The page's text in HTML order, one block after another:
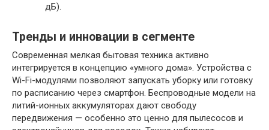
дБ).
Тренды и инновации в сегменте
Современная мелкая бытовая техника активно
интегрируется в концепцию «умного дома». Устройства с
Wi-Fi-модулями позволяют запускать уборку или готовку
по расписанию через смартфон. Беспроводные модели на
литий-ионных аккумуляторах дают свободу
передвижения — особенно это ценно для пылесосов и